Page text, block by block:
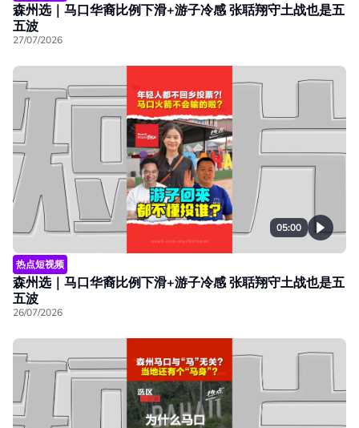
森州选｜马口华裔比例下滑+游子冷感 张聒翔守土战也是五
五波
27/07/2026
05:00
热点短视频
森州选｜马口华裔比例下滑+游子冷感 张聒翔守土战也是五
五波
26/07/2026